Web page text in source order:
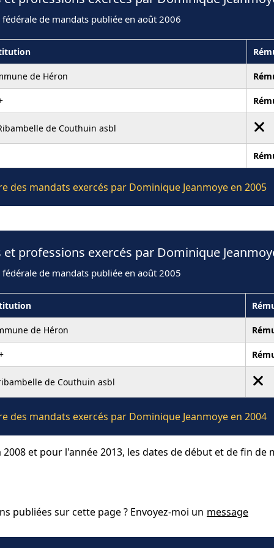
de mandats publiée en août 2006
de Héron
de Couthuin asbl
mandats exercés par Dominique Jeanmoye en 2005
professions exercés par Dominique
de mandats publiée en août 2005
de Héron
de Couthuin asbl
mandats exercés par Dominique Jeanmoye en 2004
et pour l'année 2013, les dates de début et de fin
publiées sur cette page ? Envoyez-moi un message